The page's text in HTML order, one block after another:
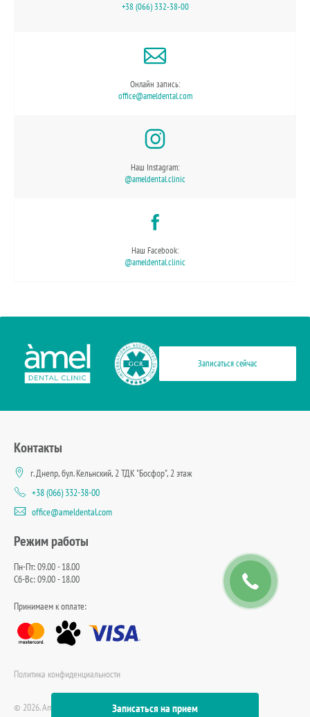
+38 (066) 332-38-00
Онлайн запись:
office@ameldental.com
Наш Instagram:
@ameldental.clinic
Наш Facebook:
@ameldental.clinic
Записаться сейчас
Контакты
г. Днепр, бул. Кельнский, 2 ТДК "Босфор", 2 этаж
+38 (066) 332-38-00
office@ameldental.com
Режим работы
Пн-Пт: 09.00 - 18.00
Сб-Вс: 09.00 - 18.00
Принимаем к оплате:
Политика конфиденциальности
© 2026. Amel Dental Clinic Записаться на прием